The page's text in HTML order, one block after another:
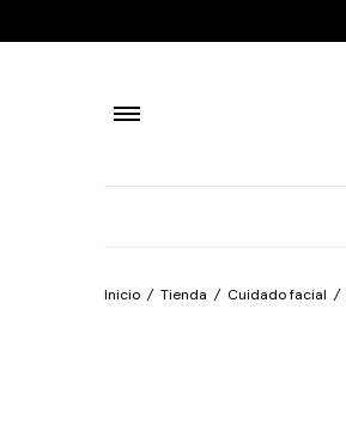
Inicio / Tienda / Cuidado facial /